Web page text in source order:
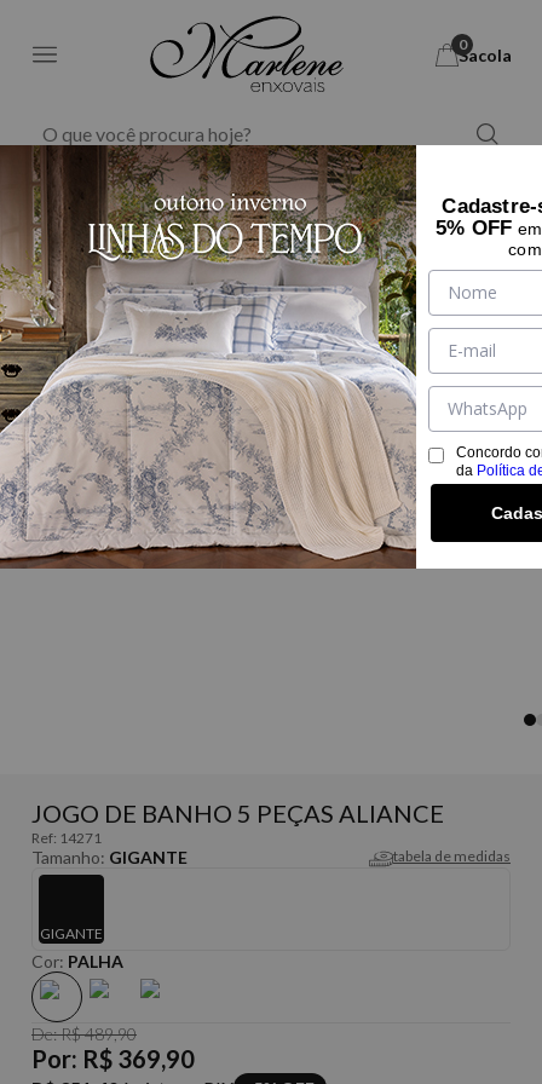
0
Sacola
Marlene Enxovais - M Banho Jogo de banho
24% OFF
JOGO DE BANHO 5 PEÇAS ALIANCE
Ref: 14271
tabela de medidas
Tamanho: GIGANTE
GIGANTE
Cor: PALHA
De:R$ 489,90
Por: R$ 369,90
Cadastre-
5% OFF
Concordo
da Política